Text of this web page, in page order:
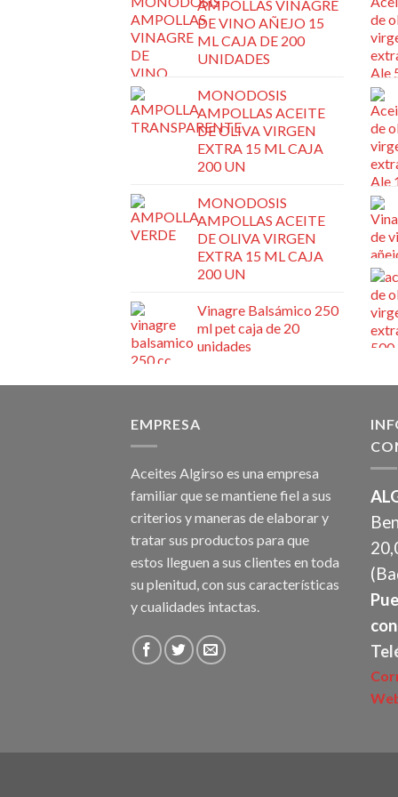
AMPOLLAS VINAGRE
DE VINO AÑEJO 15
ML CAJA DE 200
UNIDADES
MONODOSIS
AMPOLLAS ACEITE
DE OLIVA VIRGEN
EXTRA 15 ML CAJA
200 UN
MONODOSIS
AMPOLLAS ACEITE
DE OLIVA VIRGEN
EXTRA 15 ML CAJA
200 UN
Vinagre Balsámico 250
ml pet caja de 20
unidades
EMPRESA
Aceites Algirso es una empresa
familiar que se mantiene fiel a sus
criterios y maneras de elaborar y
tratar sus productos para que
estos lleguen a sus clientes en toda
su plenitud, con sus características
y cualidades intactas.